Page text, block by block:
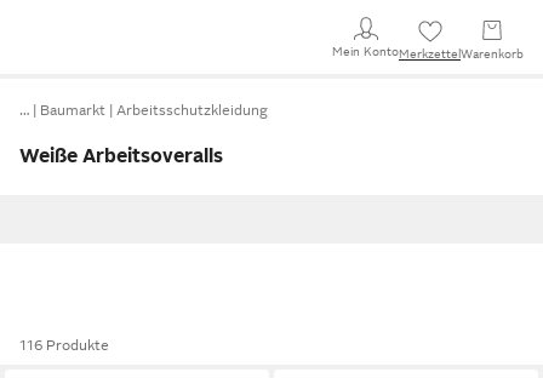
Mein KontoMerkzettel Warenkorb
… Baumarkt Arbeitsschutzkleidung
Weiße Arbeitsoveralls
116 Produkte